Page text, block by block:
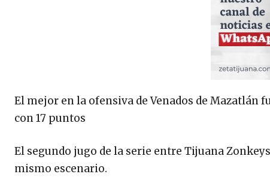
El mejor en la ofensiva de Venados de Mazatlán
con 17 puntos
El segundo jugo de la serie entre Tijuana
mismo escenario.